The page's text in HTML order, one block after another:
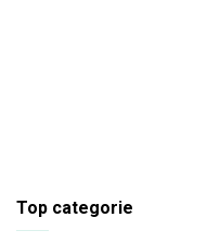
Top categorie